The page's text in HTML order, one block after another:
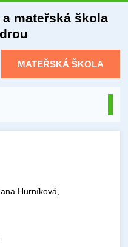
mateřská škola
MATEŘSKÁ ŠKOLA
Hurníková,